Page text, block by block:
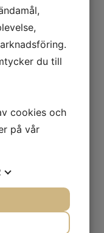
du till
cookies och
på vår